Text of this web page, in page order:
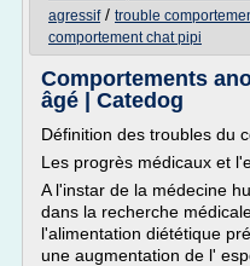
agressif/ trouble
comportement chat pipi
Comportements
âgé | Catedog
Définition des troubles du
Les progrès médicaux et
A l'instar de la médecine
dans la recherche
l'alimentation diététique
une augmentation de l'